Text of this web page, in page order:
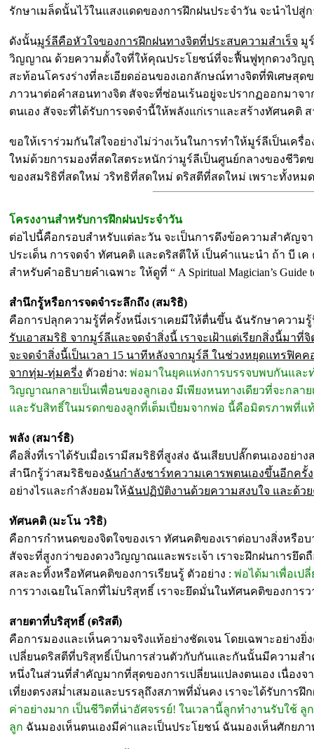
รักษาเมล็ดนั้นไว้ในแสงแดดของการฝึกฝนประจำวัน จะนำไปสู่
ดังนั้นมูร์ลีคือหัวใจของการฝึกฝนทางจิตที่ประสบความสำเร็จ มู
วิญญาณ ด้วยความตั้งใจที่ให้คุณประโยชน์ที่จะฟื้นฟูทุกดวงวิญ
สะท้อนโครงร่างที่ละเอียดอ่อนของเอกลักษณ์ทางจิตที่พิเศษ
ภาวนาต่อคำสอนทางจิต สัจจะที่ซ่อนเร้นอยู่จะปรากฏออกมา
ตนเอง สัจจะที่ได้รับการจดจำนี้ให้พลังแก่เราและสร้างทัศนคติ
ขอให้เราร่วมกันใส่ใจอย่างไม่ว่างเว้นในการทำให้มูร์ลีเป็นเค
ใหม่ด้วยการมองที่สดใสตระหนักว่ามูร์ลีเป็นศูนย์กลางของชีวิตข
ของสมริธิที่สดใหม่ วริทธิที่สดใหม่ ดริสตีที่สดใหม่ เพราะทั้งห
โครงงานสำหรับการฝึกฝนประจำวัน
ต่อไปนี้คือกรอบสำหรับแต่ละวัน จะเป็นการดึงข้อความสำคัญ
ประเด็น การจดจำ ทัศนคติ และดริสตีให้ เป็นคำแนะนำ ถ้า บี เ
สำหรับคำอธิบายคำเฉพาะ ให้ดูที่ “ A Spiritual Magician’s Guide
สำนึกรู้หรือการจดจำระลึกถึง (สมริธิ)
คือการปลุกความรู้ที่ครั้งหนึ่งเราเคยมีให้ตื่นขึ้น ฉันรักษาความ
รับเอาสมริธิ จากมูร์ลีและจดจำสิ่งนี้ เราจะเฝ้าแต่เรียกสิ่งนี้มาที่
จะจดจำสิ่งนี้เป็นเวลา 15 นาทีหลังจากมูร์ลี ในช่วงหยุดแทรฟิค
จากทุ่ม-ทุ่มครี่ง ตัวอย่าง: พ่อมาในยุคแห่งการบรรจบพบกันและ
วิญญาณกลายเป็นเพื่อนของลูกเอง มีเพียงหนทางเดียวที่จะกลา
และรับสิทธิ์ในมรดกของลูกที่เต็มเปี่ยมจากพ่อ นี้คือมิตรภาพที่แ
พลัง (สมาร์ธิ)
คือสิ่งที่เราได้รับเมื่อเรามีสมริธิที่สูงส่ง ฉันเสียบปลั๊กตนเองอย่
สำนึกรู้ว่าสมริธิของฉันกำลังชาร์ทความเคารพตนเองขึ้นอีกครั้ง
อย่างไรและกำลังยอมให้ฉันปฏิบัติงานด้วยความสงบใจ และด้ว
ทัศนคติ (มะโน วริธิ)
คือการกำหนดของจิตใจของเรา ทัศนคติของเราต่อบางสิ่งหรือ
สัจจะที่สูงกว่าของดวงวิญญาณและพระเจ้า เราจะฝึกฝนการยึ
สละละทิ้งหรือทัศนคติของการเรียนรู้ ตัวอย่าง : พ่อได้มาเพื่อเป
การวางเฉยในโลกที่ไม่บริสุทธิ์ เราจะยึดมั่นในทัศนคติของการว
สายตาที่บริสุทธิ์ (ดริสตี)
คือการมองและเห็นความจริงแท้อย่างชัดเจน โดยเฉพาะอย่าง
เปลี่ยนดริสตีที่บริสุทธิ์เป็นการส่วนตัวกับกันและกันนั้นมีความส
หนึ่งในส่วนที่สำคัญมากที่สุดของการเปลี่ยนแปลงตนเอง เนื่อง
เที่ยงตรงสม่ำเสมอและบรรลุถึงสภาพที่มั่นคง เราจะได้รับการ
ค่าอย่างมาก เป็นชีวิตที่น่าอัศจรรย์! ในเวลานี้ลูกทำงานรับใช้
ลูก ฉันมองเห็นตนเองมีค่าและเป็นประโยชน์ ฉันมองเห็นศักย